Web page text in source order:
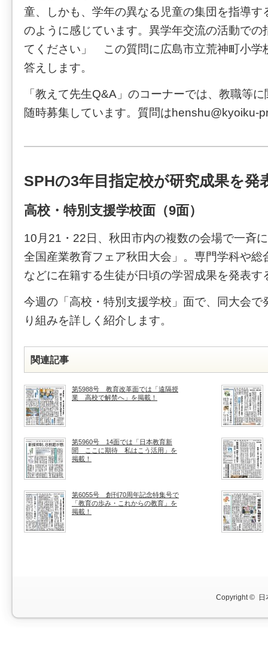
童、しかも、学年の異なる児童の集団を指導す
のように感じています。異学年交流の活動での
てください」 この質問に広島市立荒神町小学
答えします。
「教えて先生Q&A」のコーナーでは、教職等
随時募集しています。質問はhenshu@kyoiku-
SPHの3年目指定校が研究成果を発
高校・特別支援学校面（9面）
10月21・22日、秋田市内の複数の会場で一斉
全国産業教育フェア秋田大会」。専門学科や総
などに在籍する生徒が日頃の学習成果を発表す
今週の「高校・特別支援学校」面で、同大会で
り組みを詳しく紹介します。
関連記事
第5988号 教育改革面では「遠隔授
業 高校で解禁へ」を掲載！
第5960号 14面では「日本教育新
聞 ここに期待 私はこう活用」を
掲載！
第6055号 創刊70周年記念特集号で
「教育の歩み・これからの教育」を
掲載！
Copyright © 日